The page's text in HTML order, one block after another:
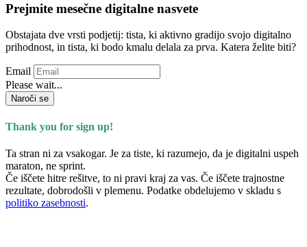
Prejmite mesečne digitalne nasvete
Obstajata dve vrsti podjetij: tista, ki aktivno gradijo svojo digitalno
prihodnost, in tista, ki bodo kmalu delala za prva. Katera želite biti?
Email
Please wait...
Naroči se
Thank you for sign up!
Ta stran ni za vsakogar. Je za tiste, ki razumejo, da je digitalni uspeh
maraton, ne sprint.
Če iščete hitre rešitve, to ni pravi kraj za vas. Če iščete trajnostne
rezultate, dobrodošli v plemenu. Podatke obdelujemo v skladu s
politiko zasebnosti.